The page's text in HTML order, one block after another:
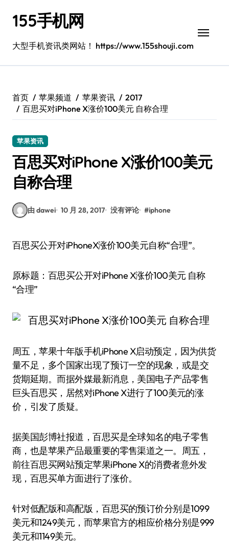
155手机网
大型手机资讯类网站！ https://www.155shouji.com
首页 苹果频道 苹果资讯
2017
百思买对iPhone X涨价100美元 自称合理
苹果资讯
百思买对iPhone X涨价100美元
自称合理
由 dawei 10 月 28, 2017 没有评论 #iphone
百思买公开对iPhoneX涨价100美元自称“合理”。
原标题：百思买公开对iPhone X涨价100美元 自称
“合理”
周五，苹果十年版手机iPhone X启动预定，因为供货
量不足，多个国家出现了预订一空的现象，或是交
货期延期。而据外媒最新消息，美国电子产品零售
巨头百思买，居然对iPhone X进行了100美元的涨
价，引发了质疑。
据美国彭博社报道，百思买是全球知名的电子零售
商，也是苹果产品最重要的零售渠道之一。周五，
前往百思买网站预定苹果iPhone X的消费者意外发
现，百思买单方面进行了涨价。
针对低配版和高配版，百思买的预订价分别是1099
美元和1249美元，而苹果官方的相应价格分别是999
美元和1149美元。